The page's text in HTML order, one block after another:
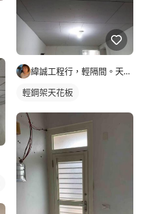
緯誠工程行，輕隔間。天花。防火建材居家隔間，天花
輕鋼架天花板